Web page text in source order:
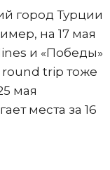
город Турции
на 17 мая
и «Победы»
round trip тоже
мая
места за 16